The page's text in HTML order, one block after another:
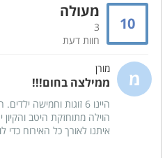
מתאים לאירועים
זוגות
מסיבת רווקים
הצעות נישואין
בר/ ת מצווה
10
מעולה
3
חוות דעת
מ מורן
ממילצה בחום!!!
היינו 6 זוגות וחמישה
הוילה מתוחזקת היטב
איתנו לאורך כל האירוח כדי